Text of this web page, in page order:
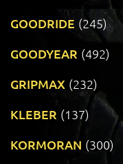
GOODRIDE (245)
GOODYEAR (492)
GRIPMAX (232)
KLEBER (137)
KORMORAN (300)